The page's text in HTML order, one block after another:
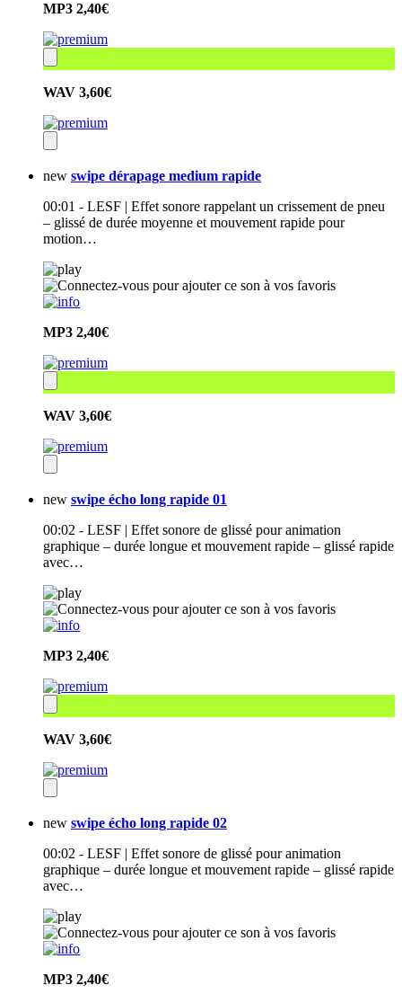
MP3 2,40€
WAV 3,60€
new swipe dérapage medium rapide
00:01 - LESF | Effet sonore rappelant un crissement de pneu
– glissé de durée moyenne et mouvement rapide pour
motion…
MP3 2,40€
WAV 3,60€
new swipe écho long rapide 01
00:02 - LESF | Effet sonore de glissé pour animation
graphique – durée longue et mouvement rapide – glissé rapide
avec…
MP3 2,40€
WAV 3,60€
new swipe écho long rapide 02
00:02 - LESF | Effet sonore de glissé pour animation
graphique – durée longue et mouvement rapide – glissé rapide
avec…
MP3 2,40€